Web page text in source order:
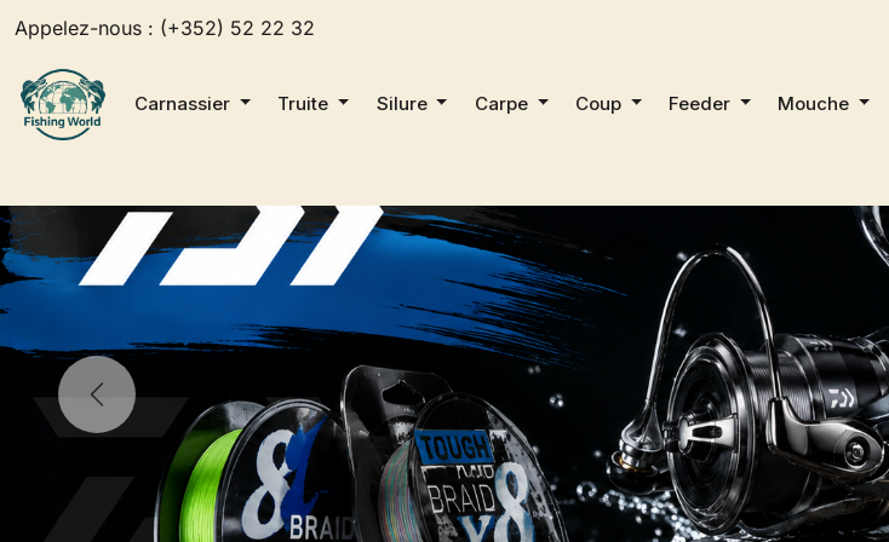
Appelez-nous : (+352) 52 22 32
Carnassier Truite Silure Carpe Coup Feeder Mouche
AU CŒUR DE LA PÊCHE SPORTIVE